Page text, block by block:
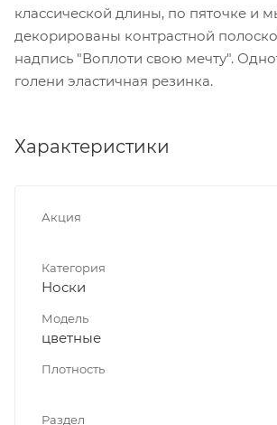
классической длины, по пяточке и
декорированы контрастной
надпись "Воплоти свою мечту".
голени эластичная резинка.
Характеристики
Акция
Категория
Носки
Модель
цветные
Плотность
Раздел